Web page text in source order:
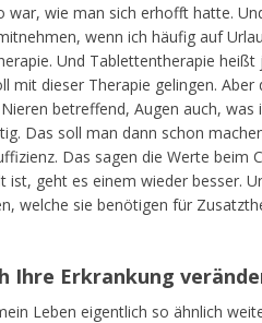
war, wie man sich erhofft hatte.
wenn ich häufig auf
Und Tablettentherapie
mit dieser Therapie gelingen.
betreffend, Augen auch,
Das soll man dann schon
Das sagen die Werte beim
geht es einem wieder besser.
welche sie benötigen für
Ihre Erkrankung
Leben eigentlich so ähnlich